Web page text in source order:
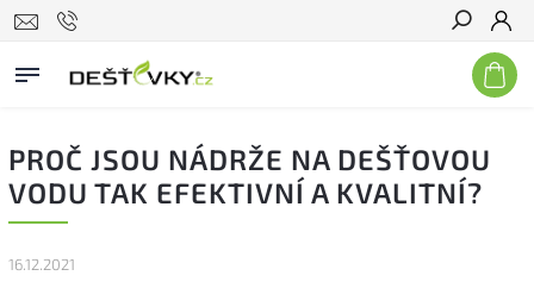
Hledat
PROČ JSOU NÁDRŽE NA DEŠŤOVOU
VODU TAK EFEKTIVNÍ A KVALITNÍ?
16.12.2021